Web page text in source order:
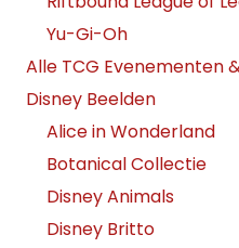
Yu-Gi-Oh
Alle TCG Evenementen
Disney Beelden
Alice in Wonderland
Botanical Collectie
Disney Animals
Disney Britto